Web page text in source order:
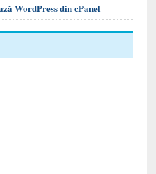
WordPress din cPanel